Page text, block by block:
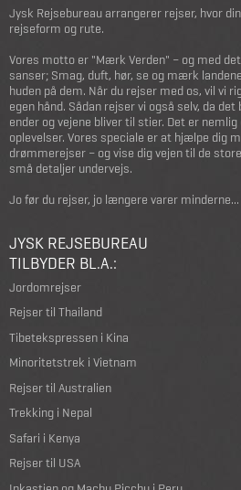
Jysk Rejsebureau arrangerer rejser, hvor
rejseform og rute.
Vores motto er "Mærk Verden" – og med
sanser; Smag, duft, hør, se og mærk
huden på dem. Når du rejser med os, vil vi
egen hånd. Sådan rejser vi også selv, da
ender og vejene bliver til stier. Det er
oplevelser. Vores speciale er at hjælpe dig
drømmerejser – og vise dig vejen til de
små detaljer undervejs.
Jo før du rejser, jo længere varer minderne...
JYSK REJSEBUREAU
TILBYDER BL.A.:
Jordomrejser
Rejser til Thailand
Tibetekspressen i Kina
Minoritetstrek i Vietnam
Rejser til Australien
Trekking i Nepal
Safari i Kenya
Rejser til USA